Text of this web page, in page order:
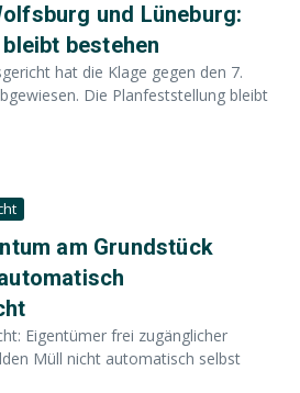
und Lüneburg:
bestehen
hat die Klage gegen den 7.
Die Planfeststellung bleibt
am Grundstück
Eigentümer frei zugänglicher
Müll nicht automatisch selbst